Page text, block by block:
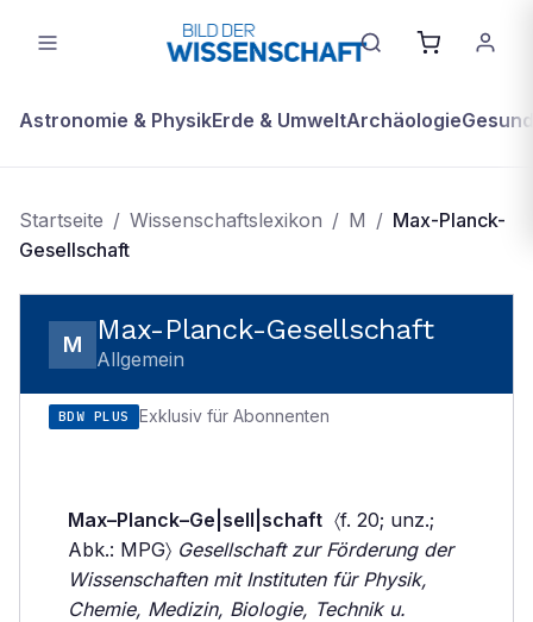
Astronomie & PhysikErde & UmweltArchäologie
Startseite / Wissenschaftslexikon / M / Max-Planck-
Gesellschaft
M Max-Planck-Gesellschaft
Allgemein
BDW PLUS Exklusiv für Abonnenten
Max–Planck–Ge|sell|schaft 〈f. 20; unz.;
Abk.: MPG〉 Gesellschaft zur Förderung der
Wissenschaften mit Instituten für Physik,
Chemie, Medizin, Biologie, Technik u.